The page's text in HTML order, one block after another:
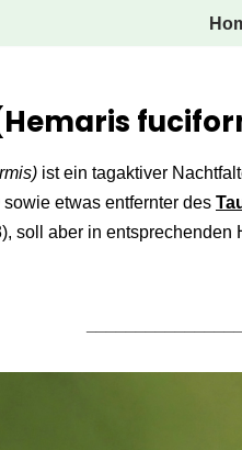
ist ein tagaktiver
sowie etwas entfernter des
soll aber in